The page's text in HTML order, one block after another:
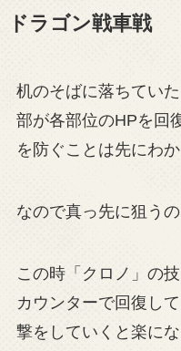
ドラゴン戦車戦
机のそばに落ちてい
部が各部位のHPを回
を防ぐことは先にわ
なので真っ先に狙うの
この時「クロノ」の
カウンターで回復し
撃をしていくと楽に